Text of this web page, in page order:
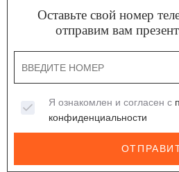
Оставьте свой номер
отправим вам
Я ознакомлен и согласен с
конфиденциальности